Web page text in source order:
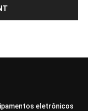
eletrônicos